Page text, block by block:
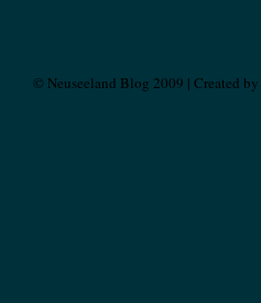
© Neuseeland Blog 2009 | Created by